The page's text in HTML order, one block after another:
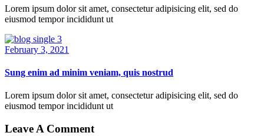
Lorem ipsum dolor sit amet, consectetur adipisicing elit, sed do
eiusmod tempor incididunt ut
February 3, 2021
Sung enim ad minim veniam, quis nostrud
Lorem ipsum dolor sit amet, consectetur adipisicing elit, sed do
eiusmod tempor incididunt ut
Leave A Comment